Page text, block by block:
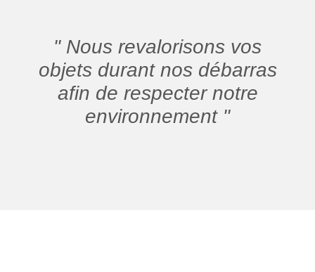
" Nous revalorisons vos
objets durant nos débarras
afin de respecter notre
environnement "